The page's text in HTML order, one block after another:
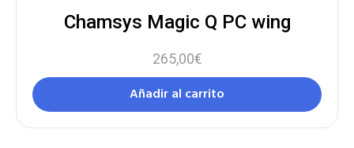
Chamsys Magic Q PC wing
265,00€
Añadir al carrito